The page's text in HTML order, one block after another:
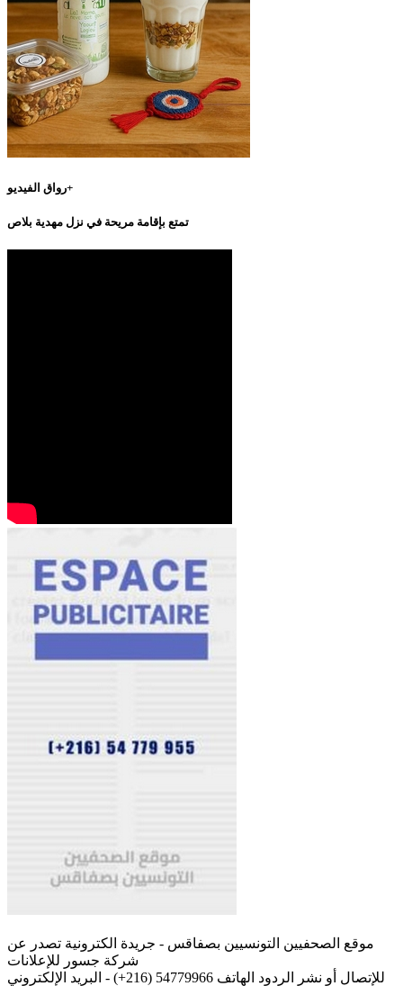
رواق الفيديو+
تمتع بإقامة مريحة في نزل مهدية بلاص
موقع الصحفيين التونسيين بصفاقس - جريدة الكترونية تصدر عن
شركة جسور للإعلانات
للإتصال أو نشر الردود الهاتف 54779966 (216+) - البريد الإلكتروني